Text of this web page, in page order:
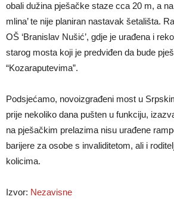
obali dužina pješačke staze cca 20 m, a na
mlina’ te nije planiran nastavak šetališta.
OŠ ‘Branislav Nušić’, gdje je urađena i
starog mosta koji je predviđen da bude
“Kozaraputevima”.
Podsjećamo, novoizgrađeni most u
prije nekoliko dana pušten u funkciju,
na pješačkim prelazima nisu urađene
barijere za osobe s invaliditetom, ali i
kolicima.
Izvor: Nezavisne